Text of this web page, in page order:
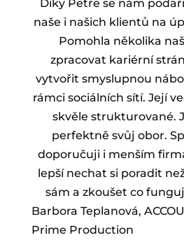
Díky Petře se nám
naše i našich klientů na
Pomohla několika
zpracovat kariérní
vytvořit smyslupnou
rámci sociálních sítí. Její
skvěle strukturované.
perfektně svůj obor.
doporučuji i menším
lepší nechat si poradit
sám a zkoušet co
Barbora Teplanová,
Prime Production